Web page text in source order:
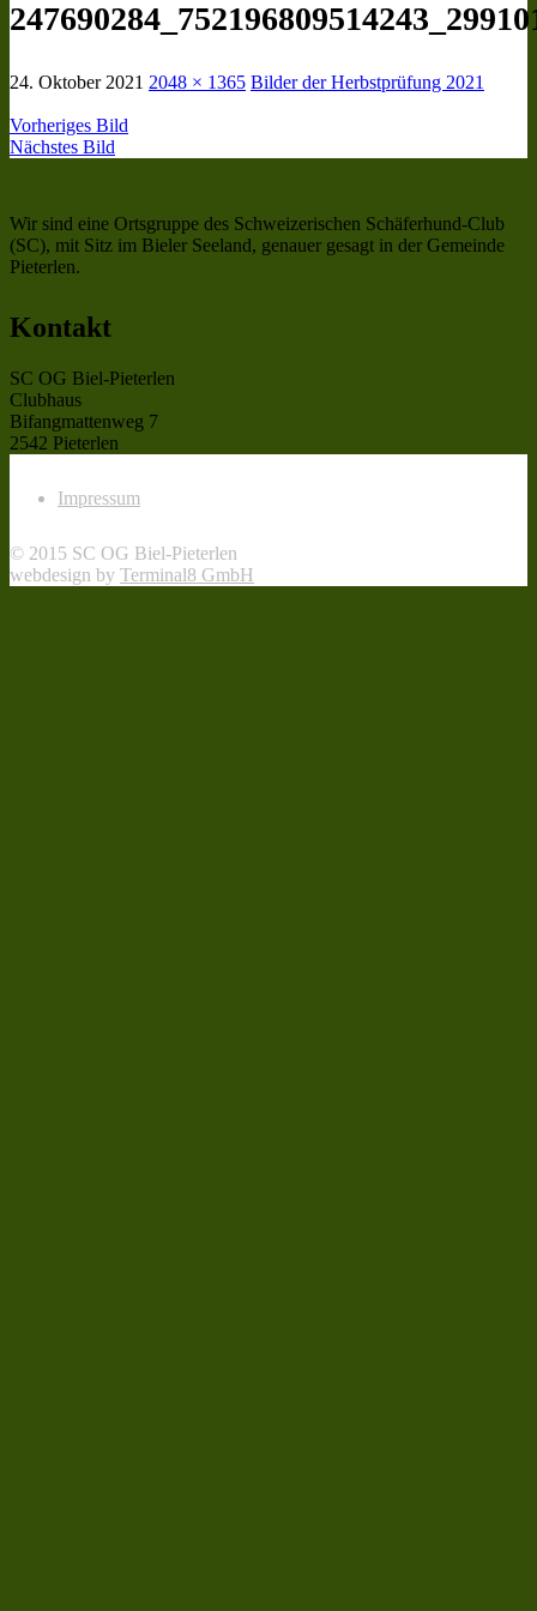
24. Oktober 2021 2048 × 1365 Bilder der Herbstprüfung 2021
Vorheriges Bild
Nächstes Bild
Wir sind eine Ortsgruppe des Schweizerischen Schäferhund-Club
(SC), mit Sitz im Bieler Seeland, genauer gesagt in der Gemeinde
Pieterlen.
Kontakt
SC OG Biel-Pieterlen
Clubhaus
Bifangmattenweg 7
2542 Pieterlen
Impressum
© 2015 SC OG Biel-Pieterlen
webdesign by Terminal8 GmbH